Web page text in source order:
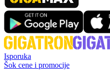
Isporuka
Šok cene i promocije